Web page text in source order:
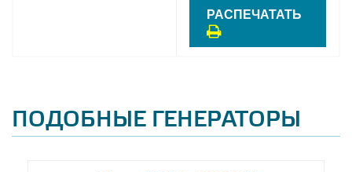
РАСПЕЧАТАТЬ
ПОДОБНЫЕ ГЕНЕРАТОРЫ